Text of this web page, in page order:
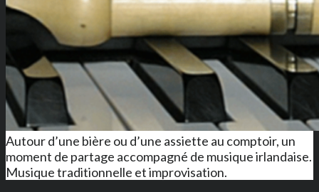
Autour d’une bière ou d’une assiette au comptoir, un
moment de partage accompagné de musique irlandaise.
Musique traditionnelle et improvisation.